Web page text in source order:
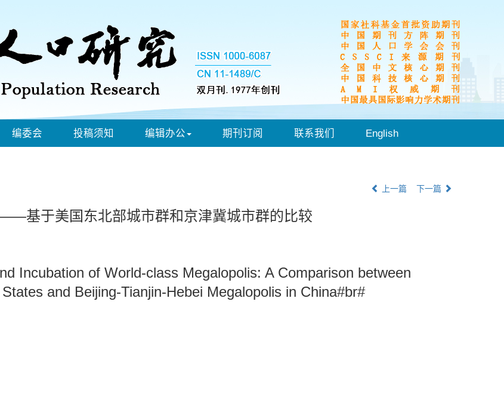
编委会 投稿须知 编辑办公 期刊订阅 联系我们 English
上一篇 下一篇
基于美国东北部城市群和京津冀城市群的比较
Incubation of World-class Megalopolis: A Comparison between
and Beijing-Tianjin-Hebei Megalopolis in China#br#